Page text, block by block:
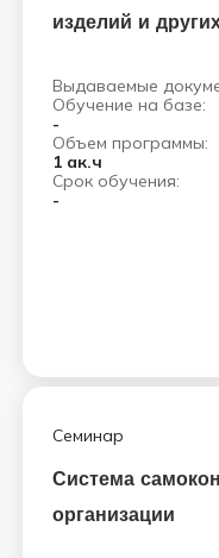
изделий и
Выдаваемые
Обучение на базе:
-
Объем программы:
1 ак.ч
Срок обучения:
-
Семинар
Система
организации